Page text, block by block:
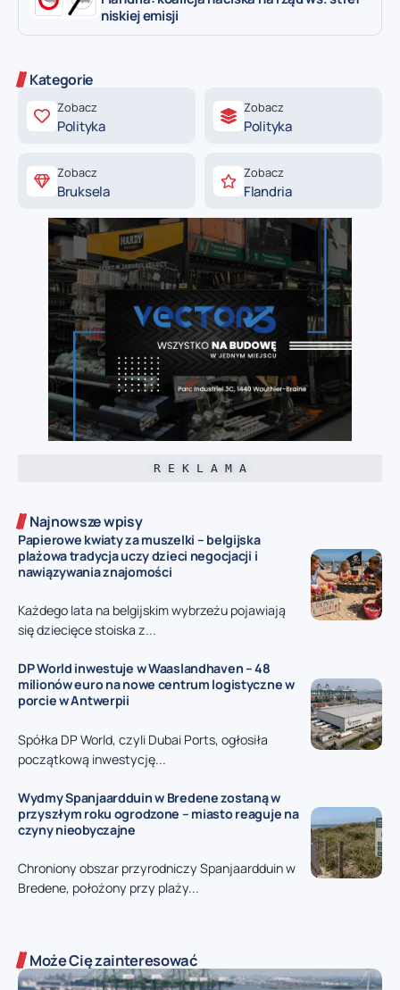
niskiej emisji
Kategorie
Zobacz
Polityka
Zobacz
Polityka
Zobacz
Bruksela
Zobacz
Flandria
R E K L A M A
Najnowsze wpisy
Papierowe kwiaty za muszelki – belgijska
plażowa tradycja uczy dzieci negocjacji i
nawiązywania znajomości
Każdego lata na belgijskim wybrzeżu pojawiają
się dziecięce stoiska z...
DP World inwestuje w Waaslandhaven – 48
milionów euro na nowe centrum logistyczne w
porcie w Antwerpii
Spółka DP World, czyli Dubai Ports, ogłosiła
początkową inwestycję...
Wydmy Spanjaardduin w Bredene zostaną w
przyszłym roku ogrodzone – miasto reaguje na
czyny nieobyczajne
Chroniony obszar przyrodniczy Spanjaardduin w
Bredene, położony przy plaży...
Może Cię zainteresować